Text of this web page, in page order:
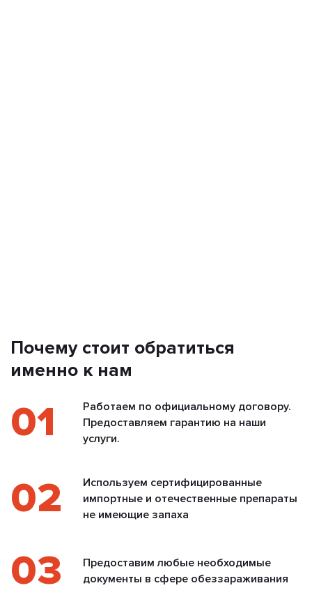
Почему стоит обратиться
именно к нам
01
Работаем по официальному договору.
Предоставляем гарантию на наши
услуги.
02
Используем сертифицированные
импортные и отечественные препараты
не имеющие запаха
03
Предоставим любые необходимые
документы в сфере обеззараживания